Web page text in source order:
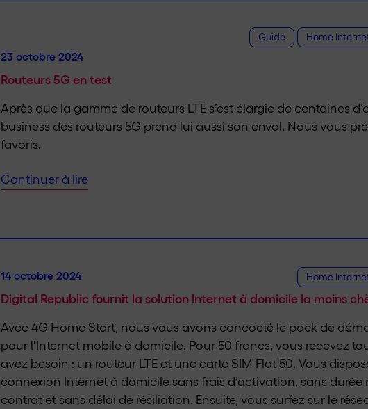
Guide Home
23 octobre 2024
Routeurs 5G en test
Après que la gamme de routeurs LTE s’est élargie de centaines
business des routeurs 5G prend lui aussi son envol. Nous vous
favoris.
Continuer à lire
Home
14 octobre 2024
Digital Republic fournit la solution Internet à domicile la moins
Avec 4G Home Start, nous vous avons concocté le pack de
pour l’Internet mobile à domicile. Pour 50 francs, vous recevez
avez besoin : un routeur LTE et une carte SIM Flat 50. Vous
connexion Internet à domicile sans frais d’activation, sans durée
contrat et sans délai de résiliation. Ensuite, vous surfez sur le